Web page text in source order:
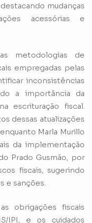
mudanças
acessórias e
metodologias de
empregadas pelas
inconsistências
a importância da
escrituração fiscal.
dessas atualizações
Marla Murillo
da implementação
Prado Gusmão, por
fiscais, sugerindo
e sanções.
obrigações fiscais
IPI, e os cuidados